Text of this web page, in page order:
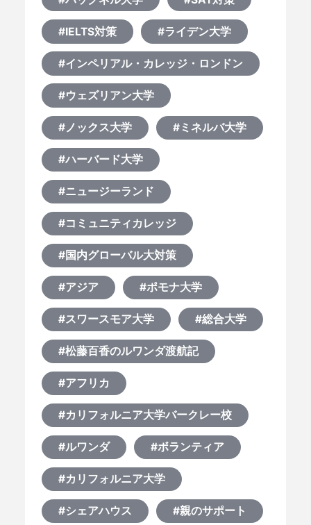
#IELTS対策 #ライデン大学
#インペリアル・カレッジ・ロンドン
#ウェズリアン大学
#ノックス大学 #ミネルバ大学
#ハーバード大学
#ニュージーランド
#コミュニティカレッジ
#国内グローバル大対策
#アジア #ポモナ大学
#スワースモア大学 #総合大学
#松藤百香のルワンダ渡航記
#アフリカ
#カリフォルニア大学バークレー校
#ルワンダ #ボランティア
#カリフォルニア大学
#シェアハウス #親のサポート